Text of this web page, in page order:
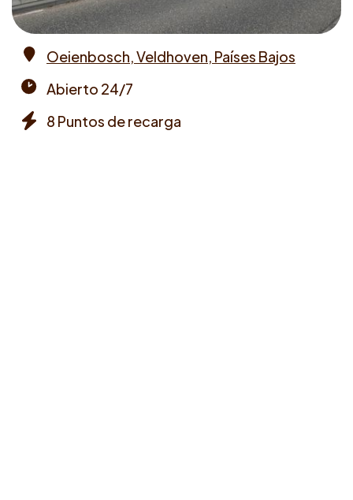
Oeienbosch, Veldhoven, Países Bajos
times
Abierto 24/7
8 Puntos de recarga